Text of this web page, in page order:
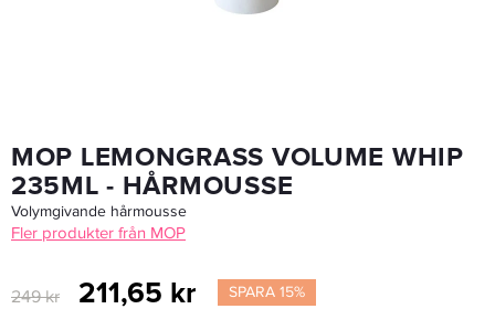
MOP LEMONGRASS VOLUME WHIP
235ML - HÅRMOUSSE
Volymgivande hårmousse
Fler produkter från MOP
249 kr 211,65 kr SPARA 15%